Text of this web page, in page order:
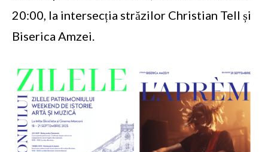
20:00, la intersecția străzilor Christian Tell și
Biserica Amzei.